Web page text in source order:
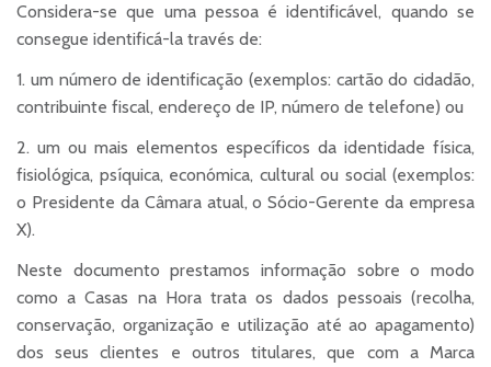
Considera-se que uma pessoa é identificável, quando se
consegue identificá-la través de:
1. um número de identificação (exemplos: cartão do cidadão,
contribuinte fiscal, endereço de IP, número de telefone) ou
2. um ou mais elementos específicos da identidade física,
fisiológica, psíquica, económica, cultural ou social (exemplos:
o Presidente da Câmara atual, o Sócio-Gerente da empresa
X).
Neste documento prestamos informação sobre o modo
como a Casas na Hora trata os dados pessoais (recolha,
conservação, organização e utilização até ao apagamento)
dos seus clientes e outros titulares, que com a Marca